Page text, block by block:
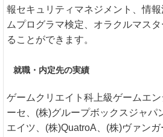
報セキュリティマネジメント、情
ムプログラマ検定、オラクルマス
ることができます。
就職・内定先の実績
ゲームクリエイト科上級ゲームエ
ーセ、(株)グループボックスジャパ
エイツ、(株)QuatroA、(株)ヴァンガ